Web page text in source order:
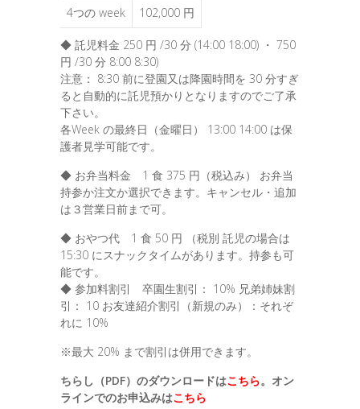
4つの week
102,000 円
◆ 託児料金 250 円 /30 分 (14:00 18:00) ・ 750
円 /30 分 8:00 8:30)
注意： 8:30 前に登園又は降園時間を 30 分すぎ
ると自動的に託児預かりとなりますのでご了承
下さい。
各Week の最終日（金曜日） 13:00 14:00 は保
護者見学可能です。
◆ お弁当料金 1 食 375 円（税込み） お弁当
持参か注文か選択できます。キャンセル・追加
は３営業日前まで可。
◆ おやつ代 1 食 50 円 （税別 託児の場合は
15:30 にスナックタイムがあります。持参も可
能です。
◆ 参加料割引 卒園生割引： 10% 兄弟姉妹割
引： 10 お友達紹介割引（新規のみ）：それぞ
れに 10%
※最大 20% まで割引は併用できます。
ちらし（PDF）のダウンロードはこちら。 オン
ラインでのお申込みはこちら